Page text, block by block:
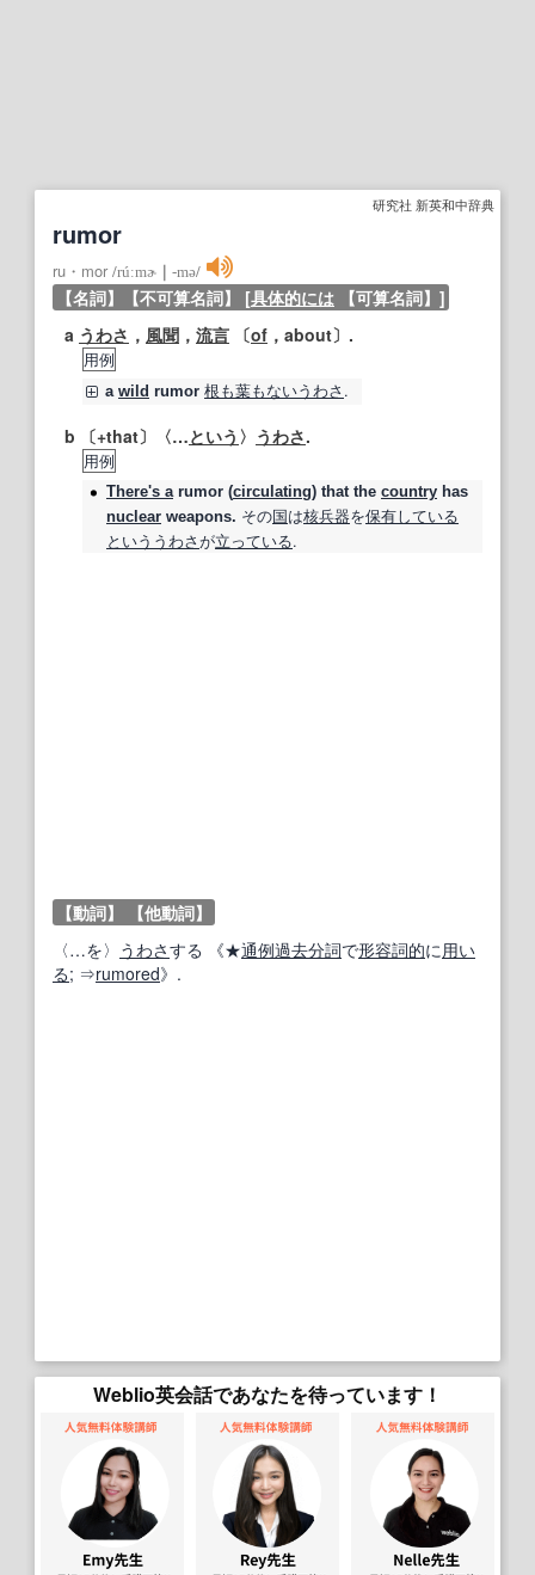
研究社 新英和中辞典
rumor
ru・mor /rúːmɚ ‐mə/
【名詞】 【不可算名詞】 [具体的には 【可算名詞】 ]
a うわさ ， 風聞 ， 流言 〔of ，about〕.
用例
a wild rumor 根も葉もないうわさ.
b 〔+that〕〈…という 〉 うわさ.
用例
There's a rumor (circulating) that the country has
nuclear weapons. その国は核兵器を保有している
という うわさが立っている.
【動詞】
【他動詞】
〈…を〉 うわさする 《★通例過去分詞で形容詞的に用い
る; ⇒rumored》.
Weblio英会話であなたを待っています！